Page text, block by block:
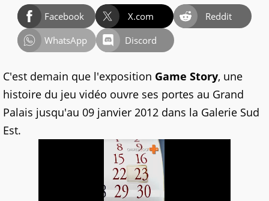
Facebook X.com
Reddit
WhatsApp
Discord
C'est demain que l'exposition Game Story, une
histoire du jeu vidéo ouvre ses portes au Grand
Palais jusqu'au 09 janvier 2012 dans la Galerie Sud
Est.